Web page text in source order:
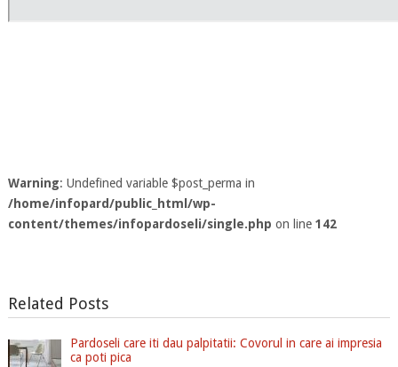
Warning: Undefined variable $post_perma in
/home/infopard/public_html/wp-
content/themes/infopardoseli/single.php on line 142
Related Posts
Pardoseli care iti dau palpitatii: Covorul in care ai impresia
ca poti pica